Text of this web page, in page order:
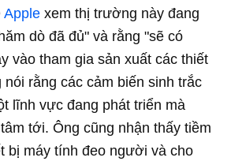
Apple xem thị trường này đang
dò đã đủ" và rằng "sẽ có
vào tham gia sản xuất các thiết
nói rằng các cảm biến sinh trắc
lĩnh vực đang phát triển mà
tới. Ông cũng nhận thấy tiềm
bị máy tính đeo người và cho